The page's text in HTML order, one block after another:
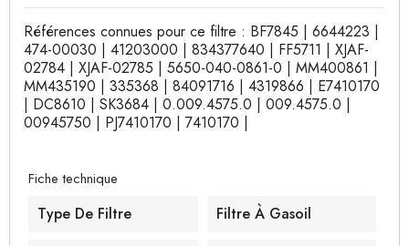
Références connues pour ce filtre : BF7845 | 6644223 |
474-00030 | 41203000 | 834377640 | FF5711 | XJAF-
02784 | XJAF-02785 | 5650-040-0861-0 | MM400861 |
MM435190 | 335368 | 84091716 | 4319866 | E7410170
| DC8610 | SK3684 | 0.009.4575.0 | 009.4575.0 |
00945750 | PJ7410170 | 7410170 |
Fiche technique
Type De Filtre Filtre À Gasoil